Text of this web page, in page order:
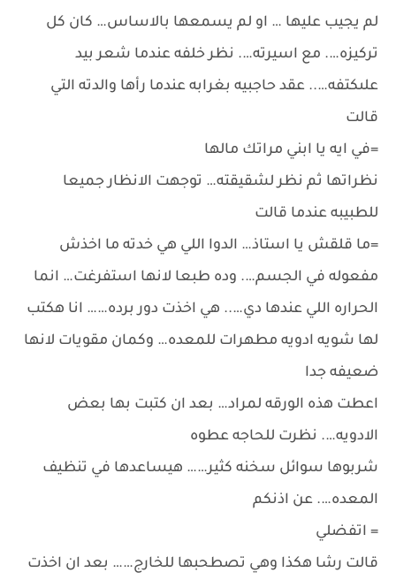
لم يجيب عليها … او لم يسمعها بالاساس… كان كل
تركيزه…. مع اسيرته…. نظر خلفه عندما شعر بيد
علىكتفه….. عقد حاجبيه بغرابه عندما رأها والدته التي
قالت
=في ايه يا ابني مراتك مالها
نظراتها ثم نظر لشقيقته… توجهت الانظار جميعا
للطبيبه عندما قالت
=ما قلقش يا استاذ… الدوا اللي هي خدته ما اخذش
مفعوله في الجسم…. وده طبعا لانها استفرغت… انما
الحراره اللي عندها دي….. هي اخذت دور برده…… انا هكتب
لها شويه ادويه مطهرات للمعده… وكمان مقويات لانها
ضعيفه جدا
اعطت هذه الورقه لمراد… بعد ان كتبت بها بعض
الادويه…. نظرت للحاجه عطوه
شربوها سوائل سخنه كثير…… هيساعدها في تنظيف
المعده…. عن اذنكم
= اتفضلي
قالت رشا هكذا وهي تصطحبها للخارج…… بعد ان اخذت